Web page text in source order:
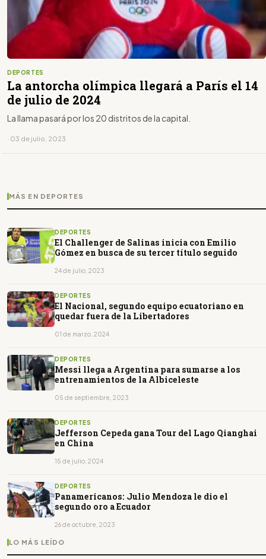
DEPORTES
La antorcha olímpica llegará a París el 14
de julio de 2024
La llama pasará por los 20 distritos de la capital.
· 03 de julio, 2023
MÁS EN DEPORTES
DEPORTES
El Challenger de Salinas inicia con Emilio
Gómez en busca de su tercer título seguido
24 de julio, 2023
DEPORTES
El Nacional, segundo equipo ecuatoriano en
quedar fuera de la Libertadores
01 de marzo, 2024
DEPORTES
Messi llega a Argentina para sumarse a los
entrenamientos de la Albiceleste
05 de septiembre, 2023
DEPORTES
Jefferson Cepeda gana Tour del Lago Qianghai
en China
15 de julio, 2024
DEPORTES
Panamericanos: Julio Mendoza le dio el
segundo oro a Ecuador
26 de octubre, 2023
LO MÁS LEÍDO